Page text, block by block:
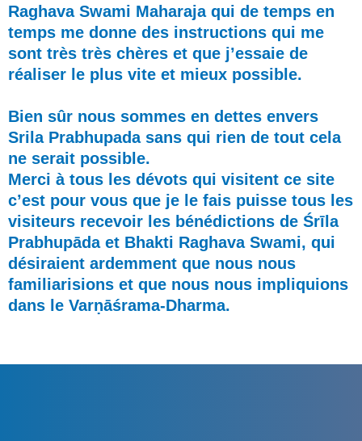
Raghava Swami Maharaja qui de temps en
temps me donne des instructions qui me
sont très très chères et que j’essaie de
réaliser le plus vite et mieux possible.
Bien sûr nous sommes en dettes envers
Srila Prabhupada sans qui rien de tout cela
ne serait possible.
Merci à tous les dévots qui visitent ce site
c’est pour vous que je le fais puisse tous les
visiteurs recevoir les bénédictions de Śrīla
Prabhupāda et Bhakti Raghava Swami, qui
désiraient ardemment que nous nous
familiarisions et que nous nous impliquions
dans le Varṇāśrama-Dharma.